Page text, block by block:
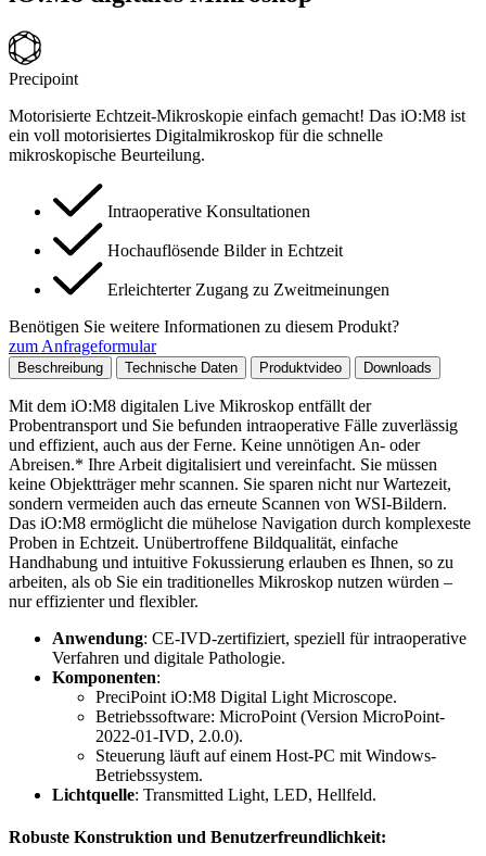
Precipoint
Motorisierte Echtzeit-Mikroskopie einfach gemacht! Das iO:M8 ist
ein voll motorisiertes Digitalmikroskop für die schnelle
mikroskopische Beurteilung.
Intraoperative Konsultationen
Hochauflösende Bilder in Echtzeit
Erleichterter Zugang zu Zweitmeinungen
Benötigen Sie weitere Informationen zu diesem Produkt?
zum Anfrageformular
Beschreibung Technische Daten Produktvideo Downloads
Mit dem iO:M8 digitalen Live Mikroskop entfällt der
Probentransport und Sie befunden intraoperative Fälle zuverlässig
und effizient, auch aus der Ferne. Keine unnötigen An- oder
Abreisen.* Ihre Arbeit digitalisiert und vereinfacht. Sie müssen
keine Objektträger mehr scannen. Sie sparen nicht nur Wartezeit,
sondern vermeiden auch das erneute Scannen von WSI-Bildern.
Das iO:M8 ermöglicht die mühelose Navigation durch komplexeste
Proben in Echtzeit. Unübertroffene Bildqualität, einfache
Handhabung und intuitive Fokussierung erlauben es Ihnen, so zu
arbeiten, als ob Sie ein traditionelles Mikroskop nutzen würden –
nur effizienter und flexibler.
Anwendung: CE-IVD-zertifiziert, speziell für intraoperative
Verfahren und digitale Pathologie.
Komponenten:
PreciPoint iO:M8 Digital Light Microscope.
Betriebssoftware: MicroPoint (Version MicroPoint-
2022-01-IVD, 2.0.0).
Steuerung läuft auf einem Host-PC mit Windows-
Betriebssystem.
Lichtquelle: Transmitted Light, LED, Hellfeld.
Robuste Konstruktion und Benutzerfreundlichkeit: